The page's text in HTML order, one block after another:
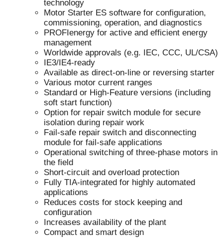
technology
Motor Starter ES software for configuration,
commissioning, operation, and diagnostics
PROFIenergy for active and efficient energy
management
Worldwide approvals (e.g. IEC, CCC, UL/CSA)
IE3/IE4-ready
Available as direct-on-line or reversing starter
Various motor current ranges
Standard or High-Feature versions (including
soft start function)
Option for repair switch module for secure
isolation during repair work
Fail-safe repair switch and disconnecting
module for fail-safe applications
Operational switching of three-phase motors in
the field
Short-circuit and overload protection
Fully TIA-integrated for highly automated
applications
Reduces costs for stock keeping and
configuration
Increases availability of the plant
Compact and smart design